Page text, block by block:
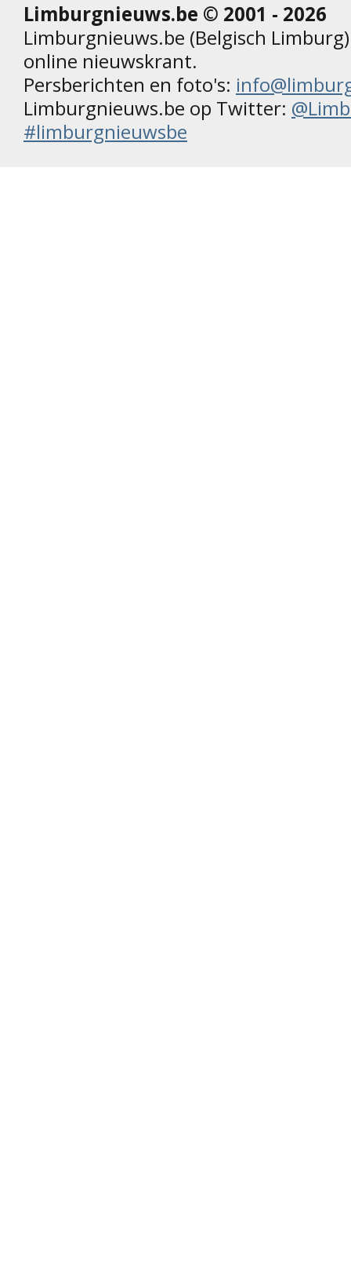
Limburgnieuws.be © 2001 - 2026
Limburgnieuws.be (Belgisch
online nieuwskrant.
Persberichten en foto's:
Limburgnieuws.be op Twitter:
#limburgnieuwsbe